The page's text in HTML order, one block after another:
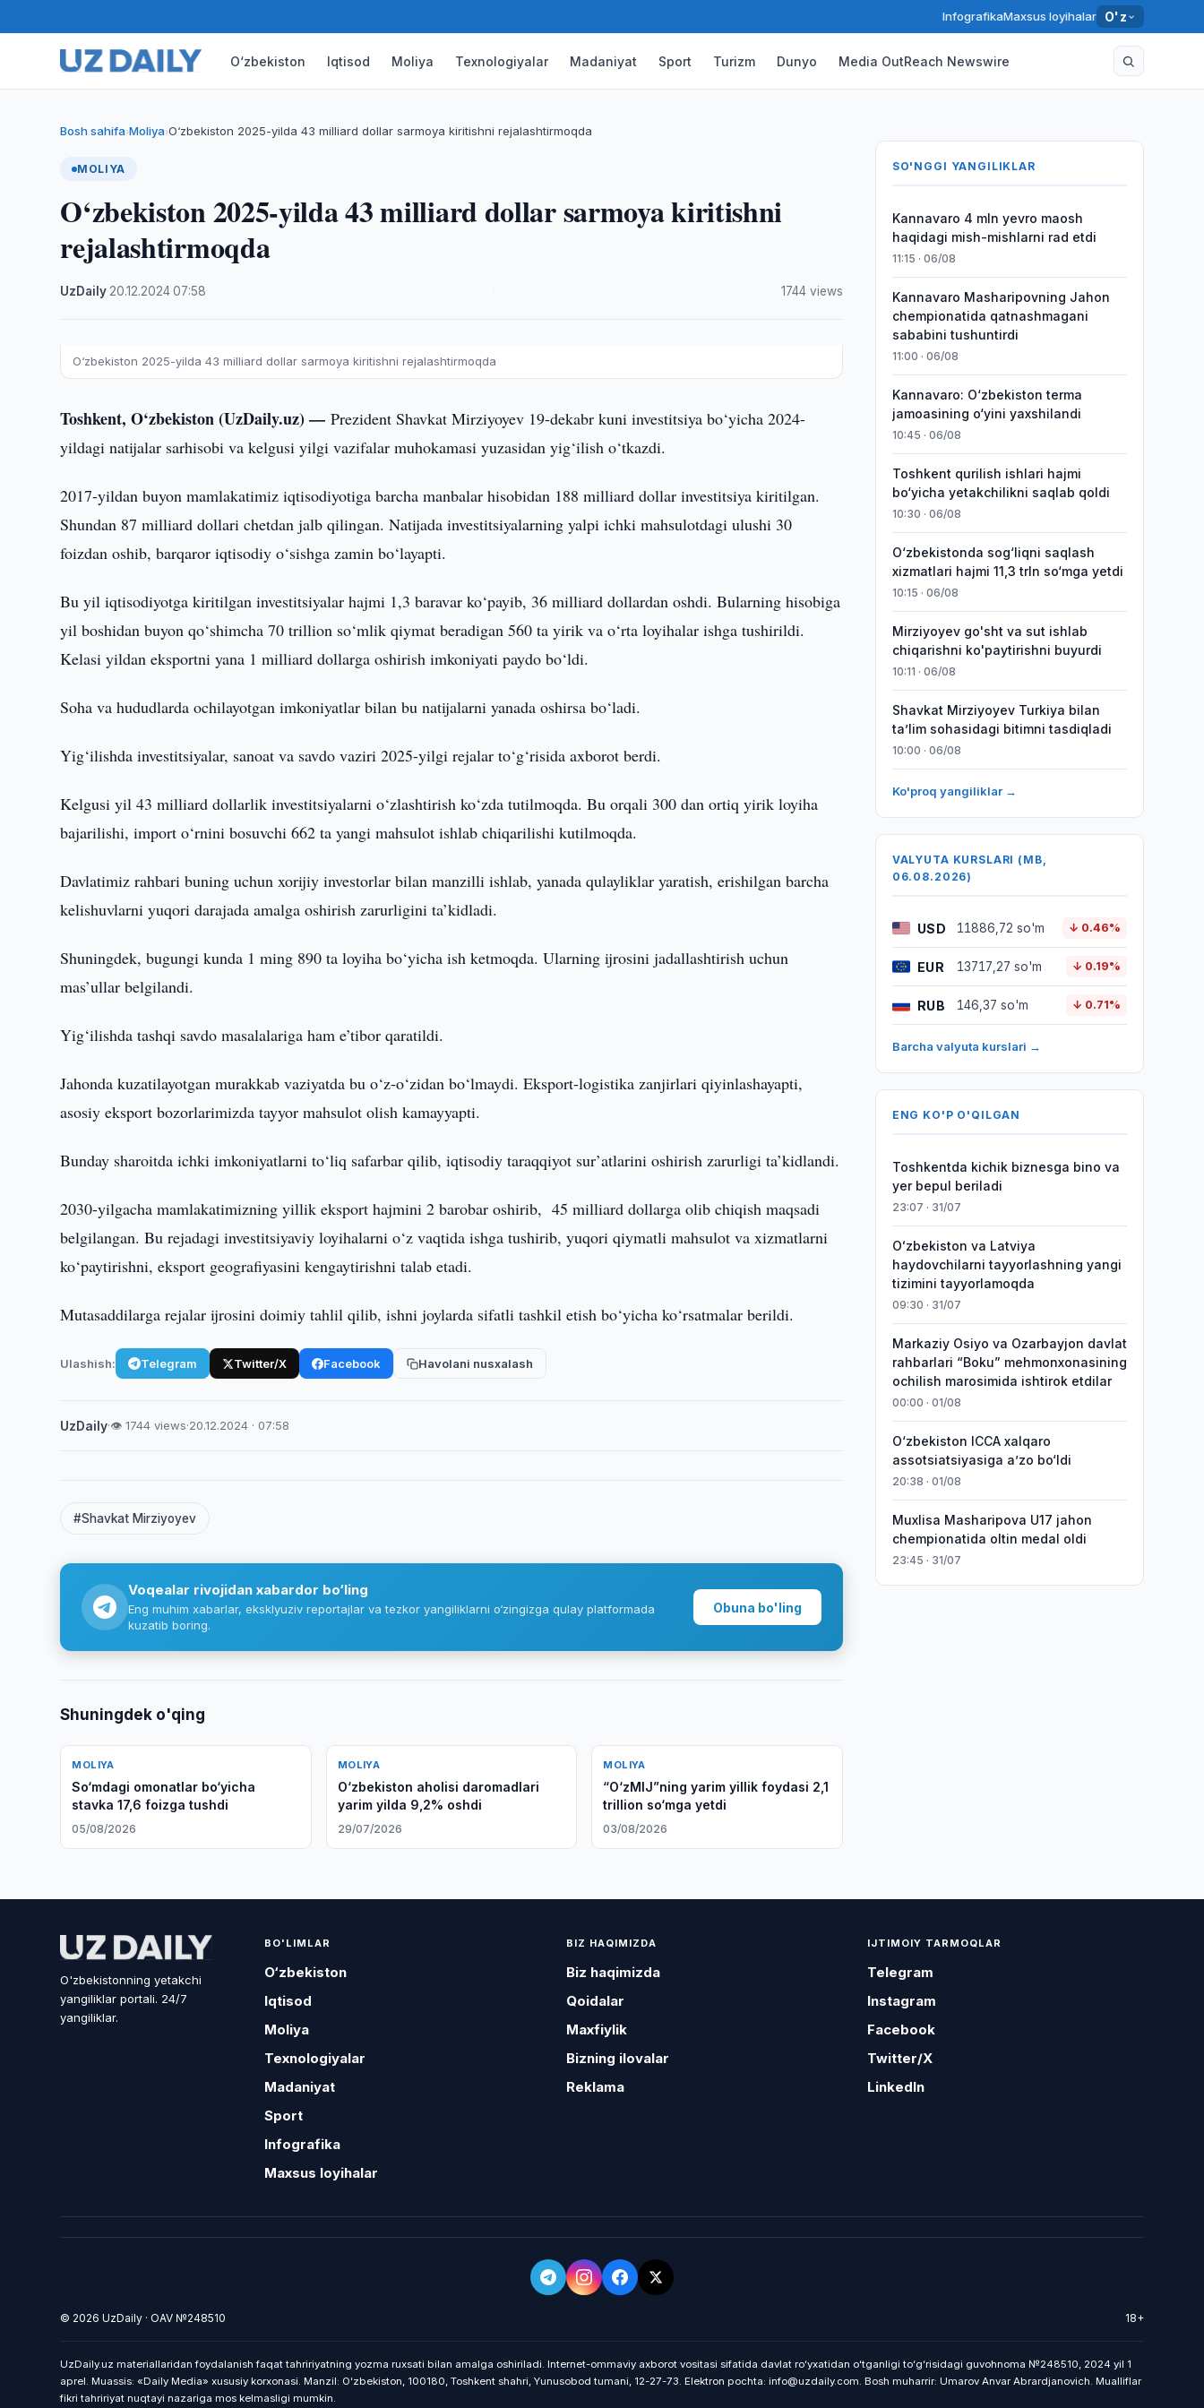
InfografikaMaxsus loyihalar O'z
O‘zbekiston Iqtisod Moliya Texnologiyalar Madaniyat Sport Turizm Dunyo Media OutReach Newswire
Bosh sahifa›Moliya›O‘zbekiston 2025-yilda 43 milliard dollar sarmoya kiritishni rejalashtirmoqda
MOLIYA
O‘zbekiston 2025-yilda 43 milliard dollar sarmoya kiritishni
rejalashtirmoqda
UzDaily 20.12.2024·07:58 1744 views
O‘zbekiston 2025-yilda 43 milliard dollar sarmoya kiritishni rejalashtirmoqda
Toshkent, O‘zbekiston (UzDaily.uz) —Prezident Shavkat Mirziyoyev 19-dekabr kuni investitsiya bo‘yicha 2024-
yildagi natijalar sarhisobi va kelgusi yilgi vazifalar muhokamasi yuzasidan yig‘ilish o‘tkazdi.
2017-yildan buyon mamlakatimiz iqtisodiyotiga barcha manbalar hisobidan 188 milliard dollar investitsiya kiritilgan.
Shundan 87 milliard dollari chetdan jalb qilingan. Natijada investitsiyalarning yalpi ichki mahsulotdagi ulushi 30
foizdan oshib, barqaror iqtisodiy o‘sishga zamin bo‘layapti.
Bu yil iqtisodiyotga kiritilgan investitsiyalar hajmi 1,3 baravar ko‘payib, 36 milliard dollardan oshdi. Bularning hisobiga
yil boshidan buyon qo‘shimcha 70 trillion so‘mlik qiymat beradigan 560 ta yirik va o‘rta loyihalar ishga tushirildi.
Kelasi yildan eksportni yana 1 milliard dollarga oshirish imkoniyati paydo bo‘ldi.
Soha va hududlarda ochilayotgan imkoniyatlar bilan bu natijalarni yanada oshirsa bo‘ladi.
Yig‘ilishda investitsiyalar, sanoat va savdo vaziri 2025-yilgi rejalar to‘g‘risida axborot berdi.
Kelgusi yil 43 milliard dollarlik investitsiyalarni o‘zlashtirish ko‘zda tutilmoqda. Bu orqali 300 dan ortiq yirik loyiha
bajarilishi, import o‘rnini bosuvchi 662 ta yangi mahsulot ishlab chiqarilishi kutilmoqda.
Davlatimiz rahbari buning uchun xorijiy investorlar bilan manzilli ishlab, yanada qulayliklar yaratish, erishilgan barcha
kelishuvlarni yuqori darajada amalga oshirish zarurligini ta’kidladi.
Shuningdek, bugungi kunda 1 ming 890 ta loyiha bo‘yicha ish ketmoqda. Ularning ijrosini jadallashtirish uchun
mas’ullar belgilandi.
Yig‘ilishda tashqi savdo masalalariga ham e’tibor qaratildi.
Jahonda kuzatilayotgan murakkab vaziyatda bu o‘z-o‘zidan bo‘lmaydi. Eksport-logistika zanjirlari qiyinlashayapti,
asosiy eksport bozorlarimizda tayyor mahsulot olish kamayyapti.
Bunday sharoitda ichki imkoniyatlarni to‘liq safarbar qilib, iqtisodiy taraqqiyot sur’atlarini oshirish zarurligi ta’kidlandi.
2030-yilgacha mamlakatimizning yillik eksport hajmini 2 barobar oshirib, 45 milliard dollarga olib chiqish maqsadi
belgilangan. Bu rejadagi investitsiyaviy loyihalarni o‘z vaqtida ishga tushirib, yuqori qiymatli mahsulot va xizmatlarni
ko‘paytirishni, eksport geografiyasini kengaytirishni talab etadi.
Mutasaddilarga rejalar ijrosini doimiy tahlil qilib, ishni joylarda sifatli tashkil etish bo‘yicha ko‘rsatmalar berildi.
Ulashish: Telegram Twitter/X Facebook Havolani nusxalash
UzDaily·👁 1744 views·20.12.2024 · 07:58
#Shavkat Mirziyoyev
Voqealar rivojidan xabardor bo‘ling
Eng muhim xabarlar, eksklyuziv reportajlar va tezkor yangiliklarni o‘zingizga qulay platformada
kuzatib boring.
Obuna bo'ling
Shuningdek o'qing
MOLIYA
So‘mdagi omonatlar bo‘yicha
stavka 17,6 foizga tushdi
05/08/2026
MOLIYA
O‘zbekiston aholisi daromadlari
yarim yilda 9,2% oshdi
29/07/2026
MOLIYA
“O‘zMIJ”ning yarim yillik foydasi 2,1
trillion so‘mga yetdi
03/08/2026
SO'NGGI YANGILIKLAR
Kannavaro 4 mln yevro maosh
haqidagi mish-mishlarni rad etdi
11:15 · 06/08
Kannavaro Masharipovning Jahon
chempionatida qatnashmagani
sababini tushuntirdi
11:00 · 06/08
Kannavaro: O‘zbekiston terma
jamoasining o‘yini yaxshilandi
10:45 · 06/08
Toshkent qurilish ishlari hajmi
bo‘yicha yetakchilikni saqlab qoldi
10:30 · 06/08
O‘zbekistonda sog‘liqni saqlash
xizmatlari hajmi 11,3 trln so‘mga yetdi
10:15 · 06/08
Mirziyoyev go'sht va sut ishlab
chiqarishni ko'paytirishni buyurdi
10:11 · 06/08
Shavkat Mirziyoyev Turkiya bilan
taʼlim sohasidagi bitimni tasdiqladi
10:00 · 06/08
Ko'proq yangiliklar →
VALYUTA KURSLARI (MB,
06.08.2026)
USD 11886,72 so'm ↓ 0.46%
EUR 13717,27 so'm ↓ 0.19%
RUB 146,37 so'm ↓ 0.71%
Barcha valyuta kurslari →
ENG KO'P O'QILGAN
Toshkentda kichik biznesga bino va
yer bepul beriladi
23:07 · 31/07
Oʻzbekiston va Latviya
haydovchilarni tayyorlashning yangi
tizimini tayyorlamoqda
09:30 · 31/07
Markaziy Osiyo va Ozarbayjon davlat
rahbarlari “Boku” mehmonxonasining
ochilish marosimida ishtirok etdilar
00:00 · 01/08
O‘zbekiston ICCA xalqaro
assotsiatsiyasiga aʼzo bo‘ldi
20:38 · 01/08
Muxlisa Masharipova U17 jahon
chempionatida oltin medal oldi
23:45 · 31/07
O'zbekistonning yetakchi
yangiliklar portali. 24/7
yangiliklar.
BO'LIMLAR
O‘zbekiston
Iqtisod
Moliya
Texnologiyalar
Madaniyat
Sport
Infografika
Maxsus loyihalar
BIZ HAQIMIZDA
Biz haqimizda
Qoidalar
Maxfiylik
Bizning ilovalar
Reklama
IJTIMOIY TARMOQLAR
Telegram
Instagram
Facebook
Twitter/X
LinkedIn
© 2026 UzDaily · OAV №248510 18+
UzDaily.uz materiallaridan foydalanish faqat tahririyatning yozma ruxsati bilan amalga oshiriladi. Internet-ommaviy axborot vositasi sifatida davlat roʻyxatidan oʻtganligi toʻgʻrisidagi guvohnoma №248510, 2024 yil 1
aprel. Muassis: «Daily Media» xususiy korxonasi. Manzil: Oʻzbekiston, 100180, Toshkent shahri, Yunusobod tumani, 12-27-73. Elektron pochta: info@uzdaily.com. Bosh muharrir: Umarov Anvar Abrardjanovich. Mualliflar
fikri tahririyat nuqtayi nazariga mos kelmasligi mumkin.